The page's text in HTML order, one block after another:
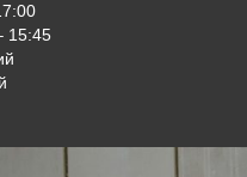
15:45